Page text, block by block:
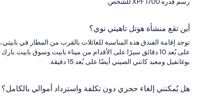
أين تقع منشأة هوتل تاهيتي نوي؟
توجد إقامة الفندق هذه المناسبة للعائلات بالقرب من المطار في بابيتي،
على بُعد 10 دقائق سيرًا على الأقدام من ميناء بابيت وسوق بابيت.بارك
بوغانفيل ومعبد كانتي الصيني أيضًا على بُعد 15 دقيقة.
هل يُمكنني إلغاء حجزي دون تكلفة واسترداد أموالي بالكامل؟